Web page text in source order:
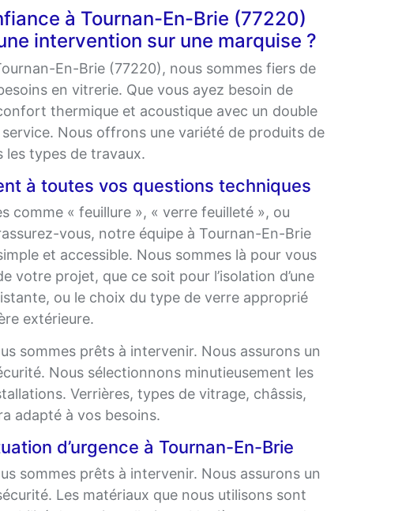
à Tournan-En-Brie (77220)
intervention sur une marquise ?
En-Brie (77220), nous sommes fiers de
en vitrerie. Que vous ayez besoin de
thermique et acoustique avec un double
Nous offrons une variété de produits de
les types de travaux.
à toutes vos questions techniques
comme « feuillure », « verre feuilleté », ou
vous, notre équipe à Tournan-En-Brie
et accessible. Nous sommes là pour vous
votre projet, que ce soit pour l’isolation d’une
ou le choix du type de verre approprié
extérieure.
sommes prêts à intervenir. Nous assurons un
Nous sélectionnons minutieusement les
Verrières, types de vitrage, châssis,
adapté à vos besoins.
d’urgence à Tournan-En-Brie
sommes prêts à intervenir. Nous assurons un
Les matériaux que nous utilisons sont